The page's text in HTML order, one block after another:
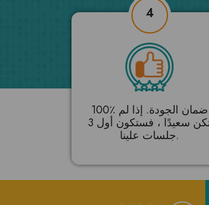
4
100٪ ضمان الجودة. إذا لم
تكن سعيدًا ، فستكون أول 3
جلسات علينا.